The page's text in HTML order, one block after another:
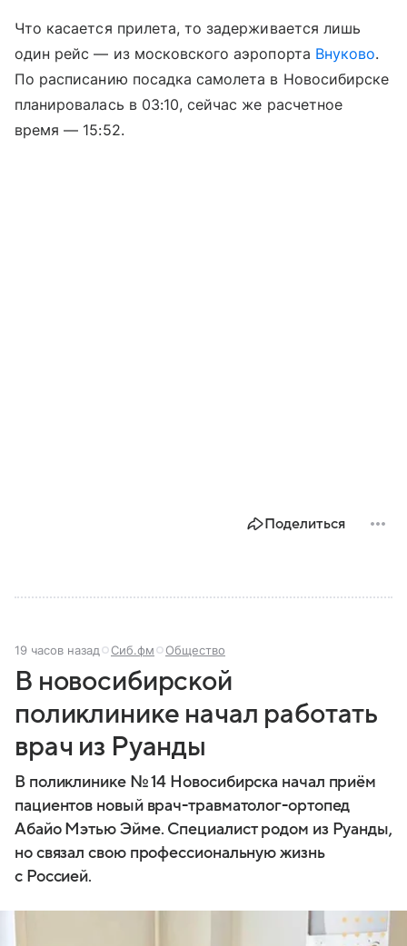
Что касается прилета, то задерживается лишь
один рейс — из московского аэропорта Внуково.
По расписанию посадка самолета в Новосибирске
планировалась в 03:10, сейчас же расчетное
время — 15:52.
Поделиться
19 часов назад Сиб.фм Общество
В новосибирской
поликлинике начал работать
врач из Руанды
В поликлинике № 14 Новосибирска начал приём
пациентов новый врач-травматолог-ортопед
Абайо Мэтью Эйме. Специалист родом из Руанды,
но связал свою профессиональную жизнь
с Россией.